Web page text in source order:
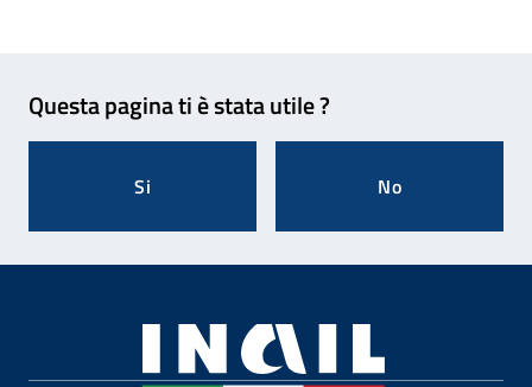
Questa pagina ti è stata utile ?
Si No